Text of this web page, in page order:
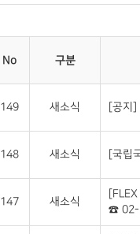
No 구분
149 새소식 [공지]
148 새소식 [국립
147 새소식
☎ 02-